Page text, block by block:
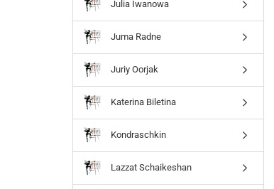
Julia Iwanowa
Juma Radne
Juriy Oorjak
Katerina Biletina
Kondraschkin
Lazzat Schaikeshan